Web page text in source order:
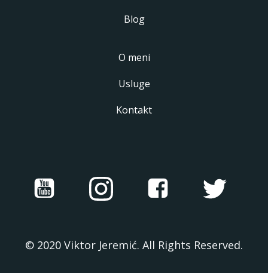
Blog
O meni
Usluge
Kontakt
© 2020 Viktor Jeremić. All Rights Reserved.